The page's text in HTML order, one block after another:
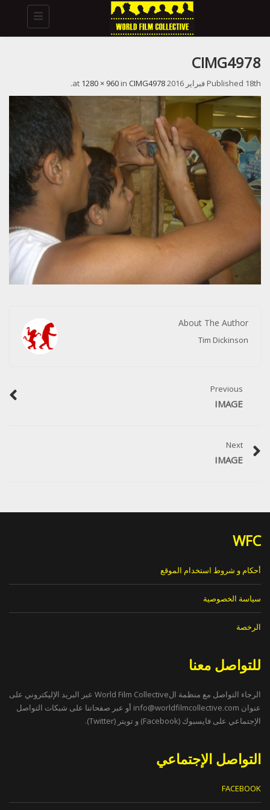
Toggle
navigation
CIMG4978
Published 18th فبراير 2016 1280 × 960 in CIMG4978
.
About The Author
Tim Dickinson
Previous
IMAGE
Next
IMAGE
WFC
أحكام و شروط استخدام الموقع
سياسة الخصوصية
الرخصة
للتواصل معنا
الرجاء التواصل مع منظمة الWorld Film Collective عبر البريد الإليكتروني على
عنوان info@worldfilmcollective.com أو عبر صفحاتنا على شبكات التواصل
الإجتماعي على فايسبوك (Facebook) و تويتر (Twitter).
التواصل الإجتماعي
FACEBOOK